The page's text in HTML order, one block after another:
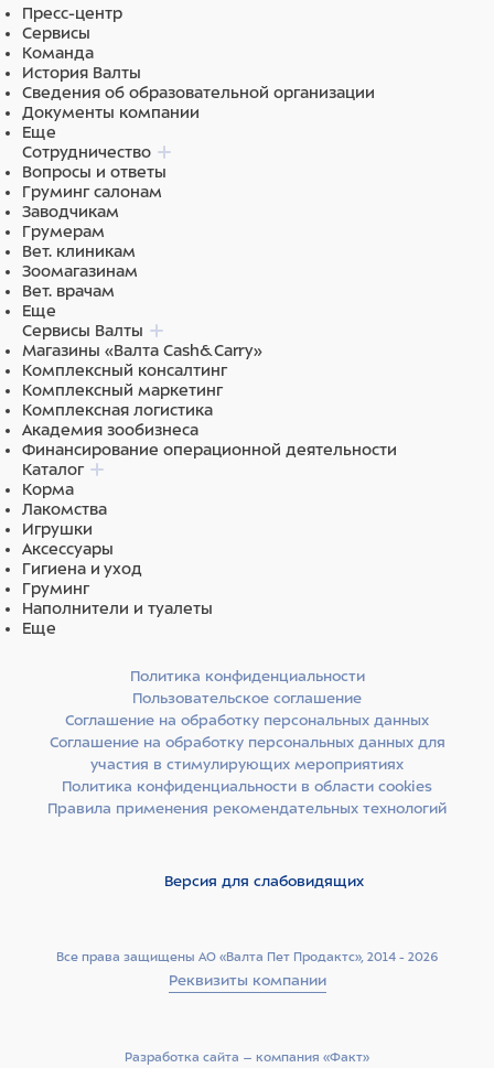
Пресс-центр
Сервисы
Команда
История Валты
Сведения об образовательной организации
Документы компании
Еще
Сотрудничество
Вопросы и ответы
Груминг салонам
Заводчикам
Грумерам
Вет. клиникам
Зоомагазинам
Вет. врачам
Еще
Сервисы Валты
Магазины «Валта Cash&Carry»
Комплексный консалтинг
Комплексный маркетинг
Комплексная логистика
Академия зообизнеса
Финансирование операционной деятельности
Каталог
Корма
Лакомства
Игрушки
Аксессуары
Гигиена и уход
Груминг
Наполнители и туалеты
Еще
Все права защищены АО «Валта Пет Продактс», 2014 - 2026
Реквизиты компании
Политика конфиденциальности
Пользовательское соглашение
Соглашение на обработку персональных данных
Соглашение на обработку персональных данных для
участия в стимулирующих мероприятиях
Политика конфиденциальности в области cookies
Правила применения рекомендательных технологий
Версия для слабовидящих
Разработка сайта –­ компания «Факт»